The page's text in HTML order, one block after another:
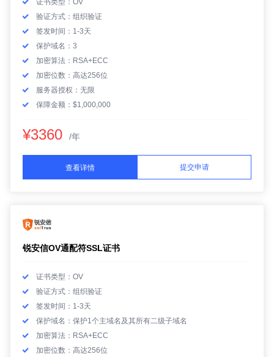
证书类型：OV
验证方式：组织验证
签发时间：1-3天
保护域名：3
加密算法：RSA+ECC
加密位数：高达256位
服务器授权：无限
保障金额：$1,000,000
¥3360 /年
查看详情 提交申请
锐安信OV通配符SSL证书
证书类型：OV
验证方式：组织验证
签发时间：1-3天
保护域名：保护1个主域名及其所有二级子域名
加密算法：RSA+ECC
加密位数：高达256位